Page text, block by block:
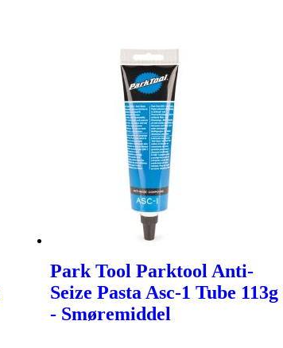
Park Tool Parktool Anti-
Seize Pasta Asc-1 Tube 113g
- Smøremiddel